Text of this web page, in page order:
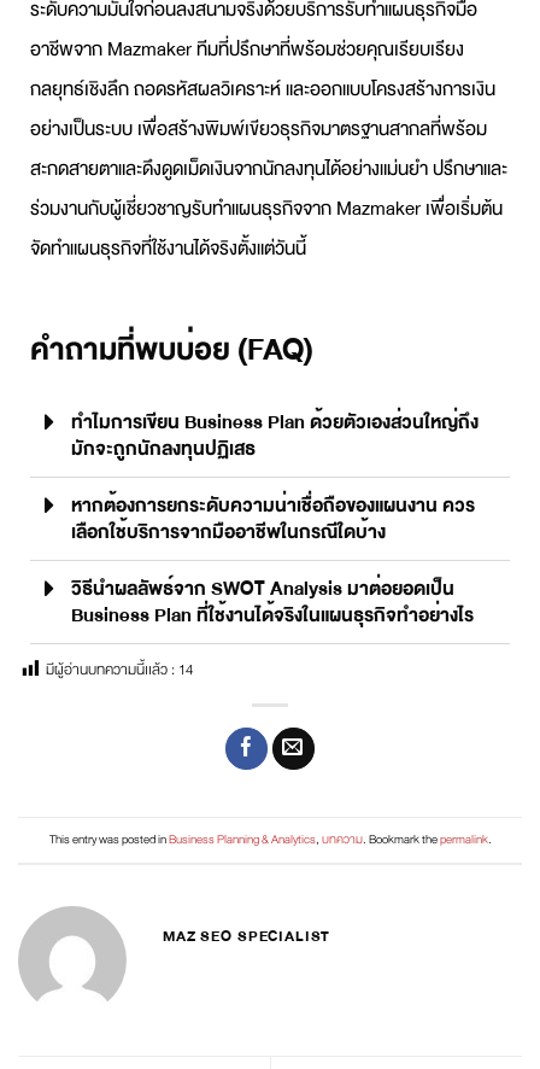
ระดับความมั่นใจก่อนลงสนามจริงด้วยบริการรับทำแผนธุรกิจมือ
อาชีพจาก Mazmaker ทีมที่ปรึกษาที่พร้อมช่วยคุณเรียบเรียง
กลยุทธ์เชิงลึก ถอดรหัสผลวิเคราะห์ และออกแบบโครงสร้างการเงิน
อย่างเป็นระบบ เพื่อสร้างพิมพ์เขียวธุรกิจมาตรฐานสากลที่พร้อม
สะกดสายตาและดึงดูดเม็ดเงินจากนักลงทุนได้อย่างแม่นยำ ปรึกษาและ
ร่วมงานกับผู้เชี่ยวชาญรับทำแผนธุรกิจจาก Mazmaker เพื่อเริ่มต้น
จัดทำแผนธุรกิจที่ใช้งานได้จริงตั้งแต่วันนี้
คำถามที่พบบ่อย (FAQ)
ทำไมการเขียน Business Plan ด้วยตัวเองส่วนใหญ่ถึง
มักจะถูกนักลงทุนปฏิเสธ
หากต้องการยกระดับความน่าเชื่อถือของแผนงาน ควร
เลือกใช้บริการจากมืออาชีพในกรณีใดบ้าง
วิธีนำผลลัพธ์จาก SWOT Analysis มาต่อยอดเป็น
Business Plan ที่ใช้งานได้จริงในแผนธุรกิจทำอย่างไร
มีผู้อ่านบทความนี้เเล้ว :14
This entry was posted inBusiness Planning & Analytics,บทความ. Bookmark thepermalink.
MAZ SEO SPECIALIST